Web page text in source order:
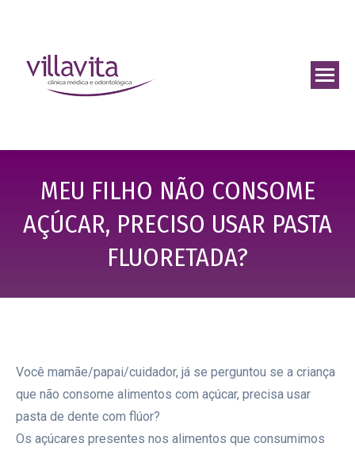
MEU FILHO NÃO CONSOME
AÇÚCAR, PRECISO USAR PASTA
FLUORETADA?
Você mamãe/papai/cuidador, já se perguntou se a criança
que não consome alimentos com açúcar, precisa usar
pasta de dente com flúor?
Os açúcares presentes nos alimentos que consumimos